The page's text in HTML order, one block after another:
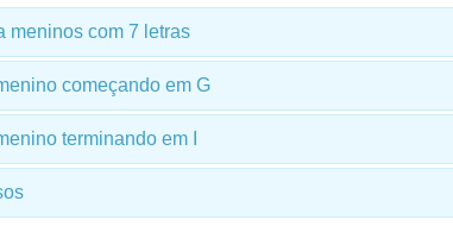
meninos com 7 letras
começando em G
terminando em I